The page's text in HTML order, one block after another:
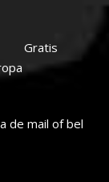
Gratis
de mail of bel